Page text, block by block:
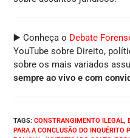
▶️ Conheça o Debate
YouTube sobre Direito,
sobre os mais variados
sempre ao vivo e com
TAGS:CONSTRANGIMENTO ILEGAL,
PARA A CONCLUSÃO DO INQUÉRITO